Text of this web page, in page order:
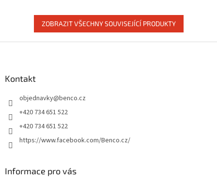
ZOBRAZIT VŠECHNY SOUVISEJÍCÍ PRODUKTY
Kontakt
objednavky@benco.cz
+420 734 651 522
+420 734 651 522
https://www.facebook.com/Benco.cz/
Informace pro vás